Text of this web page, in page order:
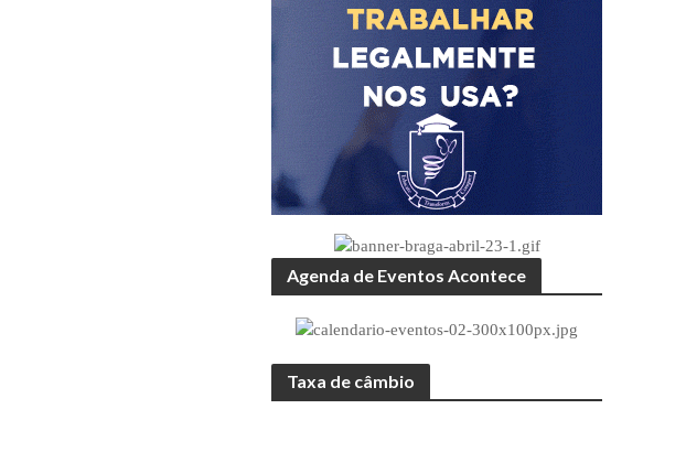
Agenda de Eventos Acontece
Taxa de câmbio